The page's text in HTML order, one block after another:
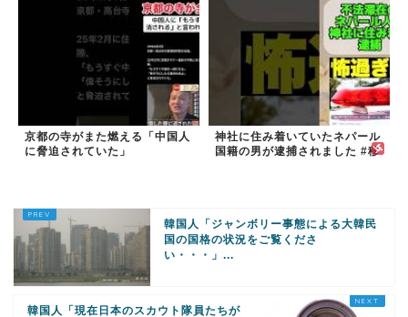
京都の寺がまた燃える「中国人
に脅迫されていた」
神社に住み着いていたネパール
国籍の男が逮捕されました #移
韓国人「ジャンボリー事態による大韓民
国の国格の状況をご覧くださ
い・・・」...
韓国人「現在日本のスカウト隊員たちが